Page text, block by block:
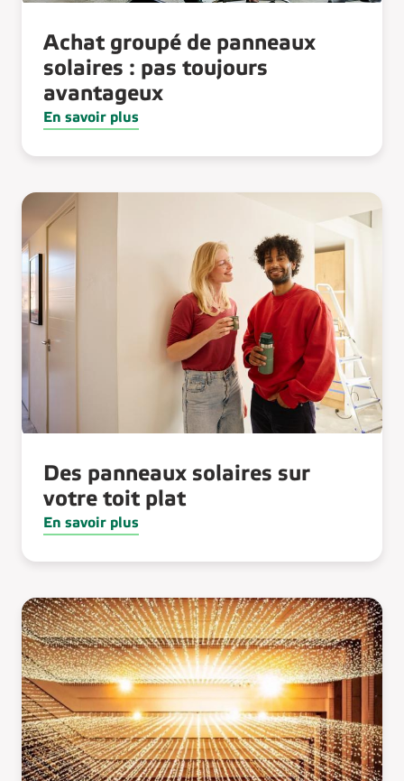
Achat groupé de panneaux
solaires : pas toujours
avantageux
En savoir plus
Des panneaux solaires sur
votre toit plat
En savoir plus